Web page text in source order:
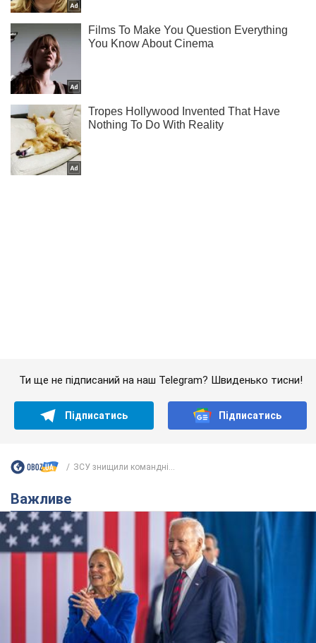
Дружина тяжкохворого Джо Байдена назвала
перший симптом, який сигналізував про його
"агресивний" рак
Спершу лікарі не надали цьому належної уваги
12,3 т.
Її вбила Росія: померла 13-річна
дівчинка, поранена внаслідок